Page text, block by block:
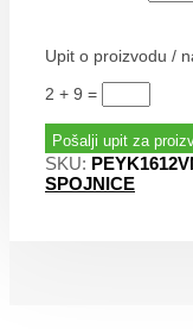
Upit o proizvodu /
2 + 9 =
Pošalji upit za
SKU:
SPOJNICE